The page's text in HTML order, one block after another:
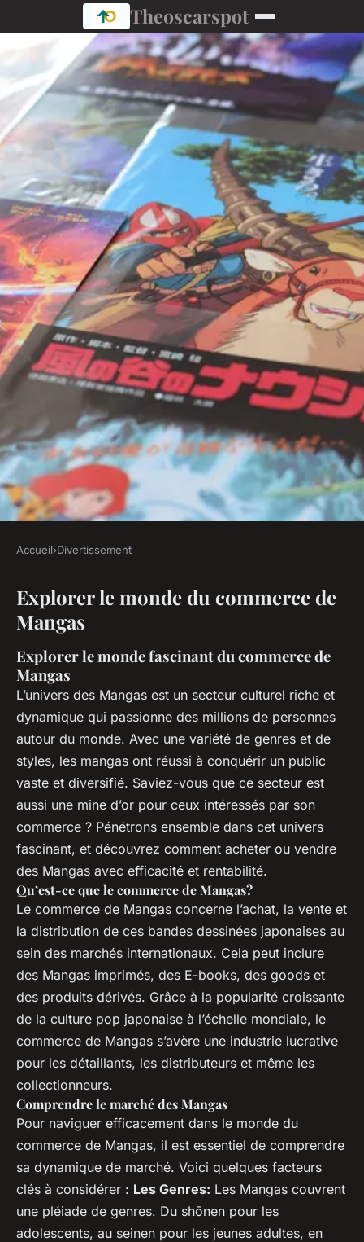
Theoscarspot
Comment lire des Mangas au
meilleur prix ?
Amélie•27 décembre 2023•9 min de lecture
Accueil›Divertissement
Explorer le monde du commerce de
Mangas
Explorer le monde fascinant du commerce de
Mangas
L’univers des Mangas est un secteur culturel riche et
dynamique qui passionne des millions de personnes
autour du monde. Avec une variété de genres et de
styles, les mangas ont réussi à conquérir un public
vaste et diversifié. Saviez-vous que ce secteur est
aussi une mine d’or pour ceux intéressés par son
commerce ? Pénétrons ensemble dans cet univers
fascinant, et découvrez comment acheter ou vendre
des Mangas avec efficacité et rentabilité.
Qu’est-ce que le commerce de Mangas?
Le commerce de Mangas concerne l’achat, la vente et
la distribution de ces bandes dessinées japonaises au
sein des marchés internationaux. Cela peut inclure
des Mangas imprimés, des E-books, des goods et
des produits dérivés. Grâce à la popularité croissante
de la culture pop japonaise à l’échelle mondiale, le
commerce de Mangas s’avère une industrie lucrative
pour les détaillants, les distributeurs et même les
collectionneurs.
Comprendre le marché des Mangas
Pour naviguer efficacement dans le monde du
commerce de Mangas, il est essentiel de comprendre
sa dynamique de marché. Voici quelques facteurs
clés à considérer : Les Genres: Les Mangas couvrent
une pléiade de genres. Du shōnen pour les
adolescents, au seinen pour les jeunes adultes, en